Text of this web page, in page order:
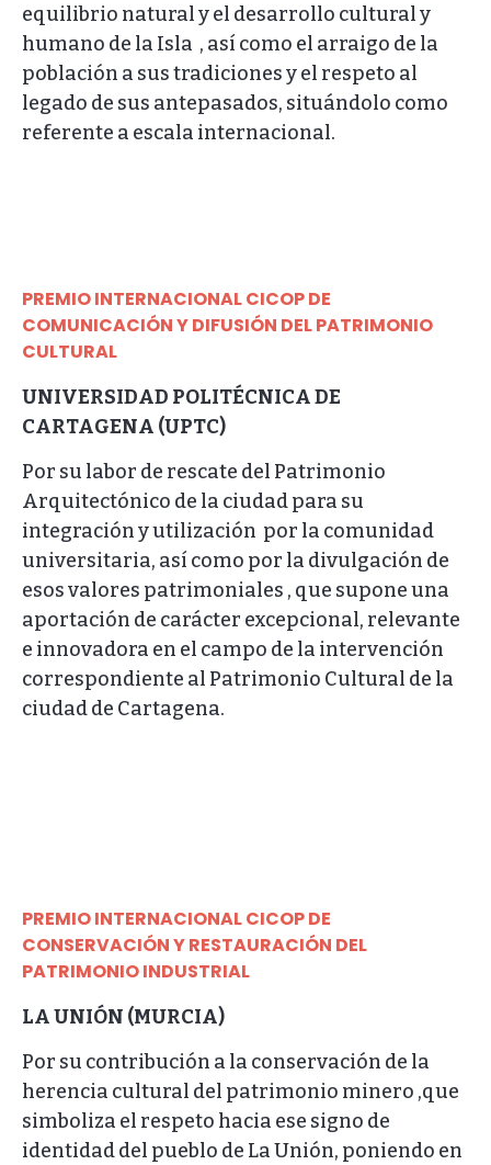
equilibrio natural y el desarrollo cultural y
humano de la Isla , así como el arraigo de la
población a sus tradiciones y el respeto al
legado de sus antepasados, situándolo como
referente a escala internacional.
PREMIO INTERNACIONAL CICOP DE
COMUNICACIÓN Y DIFUSIÓN DEL PATRIMONIO
CULTURAL
UNIVERSIDAD POLITÉCNICA DE
CARTAGENA (UPTC)
Por su labor de rescate del Patrimonio
Arquitectónico de la ciudad para su
integración y utilización por la comunidad
universitaria, así como por la divulgación de
esos valores patrimoniales , que supone una
aportación de carácter excepcional, relevante
e innovadora en el campo de la intervención
correspondiente al Patrimonio Cultural de la
ciudad de Cartagena.
PREMIO INTERNACIONAL CICOP DE
CONSERVACIÓN Y RESTAURACIÓN DEL
PATRIMONIO INDUSTRIAL
LA UNIÓN (MURCIA)
Por su contribución a la conservación de la
herencia cultural del patrimonio minero ,que
simboliza el respeto hacia ese signo de
identidad del pueblo de La Unión, poniendo en